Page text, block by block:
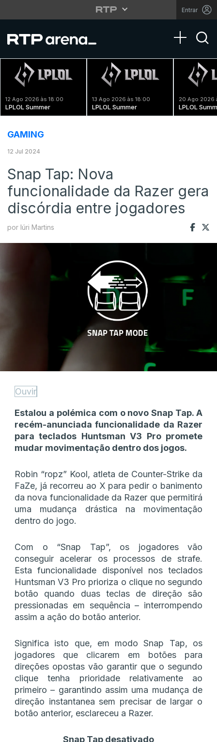
Entrar
Toggle
12 Ago 2026 às 18:00
LPLOL Summer
13 Ago 2026 às 18:00
LPLOL Summer
20 Ago 2026
LPLOL
GAMING
12 Jul 2024
Snap Tap: Nova
funcionalidade da Razer gera
discórdia entre jogadores
por Iúri Martins
Ouvir
Estalou a polémica com o novo Snap Tap. A
recém-anunciada funcionalidade da Razer
para teclados Huntsman V3 Pro promete
mudar movimentação dentro dos jogos.
Robin “ropz” Kool, atleta de Counter-Strike da
FaZe, já recorreu ao X para pedir o banimento
da nova funcionalidade da Razer que permitirá
uma mudança drástica na movimentação
dentro do jogo.
Com o “Snap Tap”, os jogadores vão
conseguir acelerar os processos de strafe.
Esta funcionalidade disponível nos teclados
Huntsman V3 Pro prioriza o clique no segundo
botão quando duas teclas de direção são
pressionadas em sequência – interrompendo
assim a ação do botão anterior.
Significa isto que, em modo Snap Tap, os
jogadores que clicarem em botões para
direções opostas vão garantir que o segundo
clique tenha prioridade relativamente ao
primeiro – garantindo assim uma mudança de
direção instantanea sem precisar de largar o
botão anterior, esclareceu a Razer.
Snap Tap desativado